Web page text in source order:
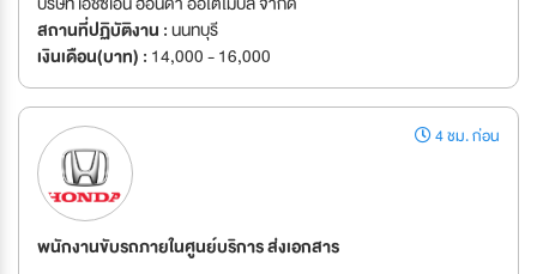
สถานที่ปฏิบัติงาน :นนทบุรี
เงินเดือน(บาท) : 14,000 - 16,000
4 ชม. ก่อน
พนักงานขับรถภายในศูนย์บริการ ส่งเอกสาร